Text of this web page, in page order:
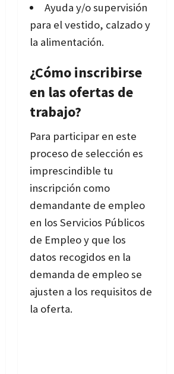
Ayuda y/o supervisión
para el vestido, calzado y
la alimentación.
¿Cómo inscribirse
en las ofertas de
trabajo?
Para participar en este
proceso de selección es
imprescindible tu
inscripción como
demandante de empleo
en los Servicios Públicos
de Empleo y que los
datos recogidos en la
demanda de empleo se
ajusten a los requisitos de
la oferta.